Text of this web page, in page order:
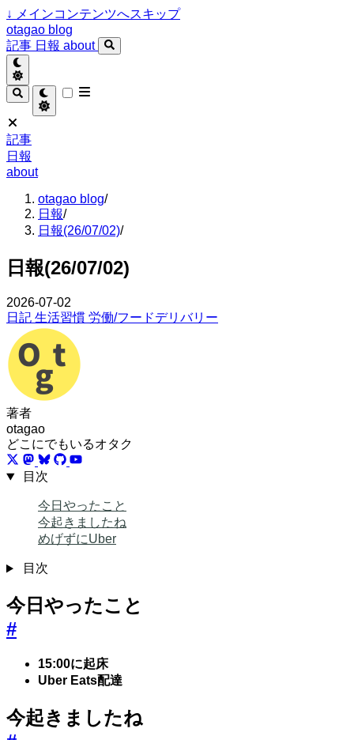
↓ メインコンテンツへスキップ
otagao blog
記事 日報 about
記事
日報
about
otagao blog/
日報/
日報(26/07/02)/
日報(26/07/02)
2026-07-02
日記 生活習慣 労働/フードデリバリー
著者
otagao
どこにでもいるオタク
目次
今日やったこと
今起きましたね
めげずにUber
目次
今日やったこと
#
15:00に起床
Uber Eats配達
今起きましたね